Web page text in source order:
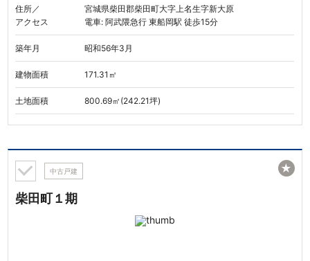
住所／
アクセス
宮城県柴田郡柴田町大字上名生字新大原
電車: 阿武隈急行 東船岡駅 徒歩15分
築年月 昭和56年3月
建物面積 171.31㎡
土地面積 800.69㎡(242.21坪)
中古戸建
柴田町１期
★